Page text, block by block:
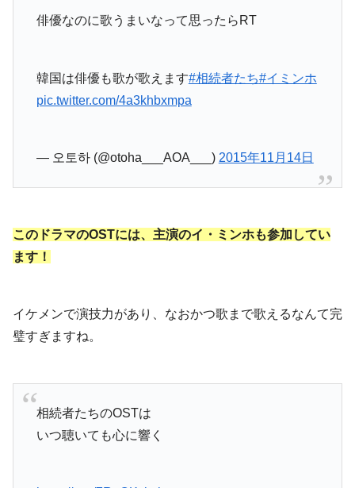
俳優なのに歌うまいなって思ったらRT
韓国は俳優も歌が歌えます#相続者たち#イミンホ
pic.twitter.com/4a3khbxmpa
— 오토하 (@otoha___AOA___) 2015年11月14日
このドラマのOSTには、主演のイ・ミンホも参加してい
ます！
イケメンで演技力があり、なおかつ歌まで歌えるなんて完
璧すぎますね。
相続者たちのOSTは
いつ聴いても心に響く